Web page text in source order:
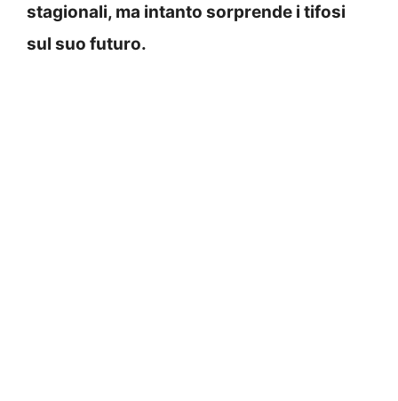
stagionali, ma intanto sorprende i tifosi
sul suo futuro.